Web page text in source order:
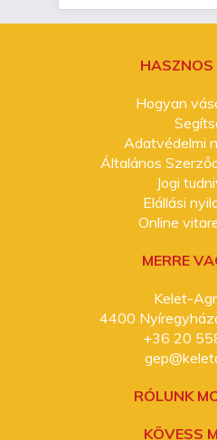
HASZNOS
Hogyan
Adatvédelmi
Általános
Jogi
Elállási
Online
MERRE
Kelet-
4400
+36 20
RÓLUNK
KÖVESS